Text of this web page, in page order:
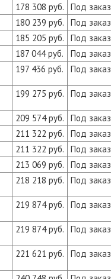
178 308 руб. Под заказ
180 239 руб. Под заказ
185 205 руб. Под заказ
187 044 руб. Под заказ
197 436 руб. Под заказ
199 275 руб. Под заказ
209 574 руб. Под заказ
211 322 руб. Под заказ
211 322 руб. Под заказ
213 069 руб. Под заказ
218 218 руб. Под заказ
219 874 руб. Под заказ
219 874 руб. Под заказ
221 621 руб. Под заказ